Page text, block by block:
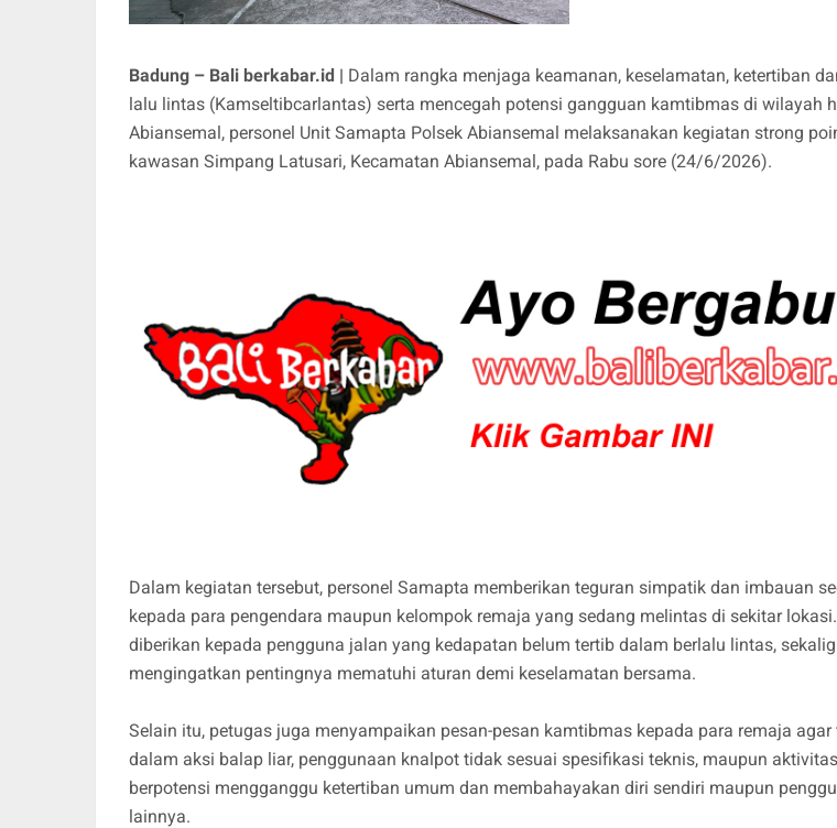
Badung – Bali berkabar.id | Dalam rangka menjaga keamanan, keselamatan, ketertiban
lalu lintas (Kamseltibcarlantas) serta mencegah potensi gangguan kamtibmas di wilayah
Abiansemal, personel Unit Samapta Polsek Abiansemal melaksanakan kegiatan strong
kawasan Simpang Latusari, Kecamatan Abiansemal, pada Rabu sore (24/6/2026).
Dalam kegiatan tersebut, personel Samapta memberikan teguran simpatik dan imbauan
kepada para pengendara maupun kelompok remaja yang sedang melintas di sekitar
diberikan kepada pengguna jalan yang kedapatan belum tertib dalam berlalu lintas,
mengingatkan pentingnya mematuhi aturan demi keselamatan bersama.
Selain itu, petugas juga menyampaikan pesan-pesan kamtibmas kepada para remaja
dalam aksi balap liar, penggunaan knalpot tidak sesuai spesifikasi teknis, maupun
berpotensi mengganggu ketertiban umum dan membahayakan diri sendiri maupun
lainnya.